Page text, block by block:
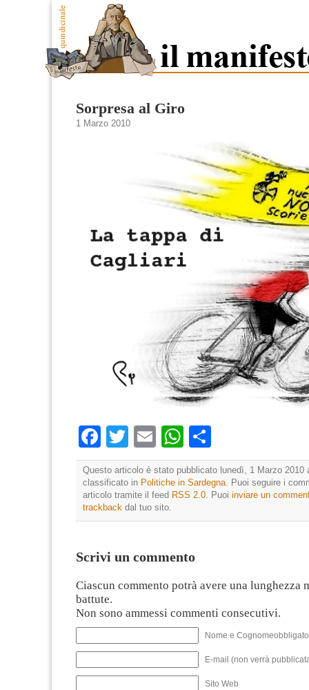
Sorpresa al Giro
1 Marzo 2010
Facebook
Twitter
EmailWhatsApp
Questo articolo è stato pubblicato lunedì, 1 Marzo 2010
classificato in Politiche in Sardegna . Puoi seguire i
articolo tramite il feed RSS 2.0 . Puoi inviare un
trackback dal tuo sito.
Scrivi un commento
Ciascun commento potrà avere una lunghezza
battute.
Non sono ammessi commenti consecutivi.
Nome e
E-mail (non verrà
Sito Web